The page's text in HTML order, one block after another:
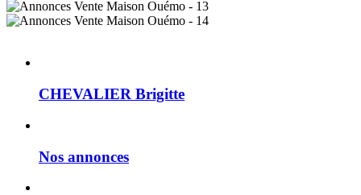
CHEVALIER Brigitte
Nos annonces